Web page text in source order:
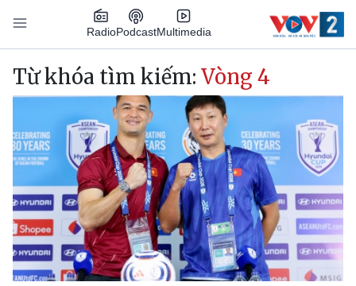
Nhảy đến nội dung
RadioPodcastMultimedia
Main navigation
Từ khóa tìm kiếm: Vòng 4